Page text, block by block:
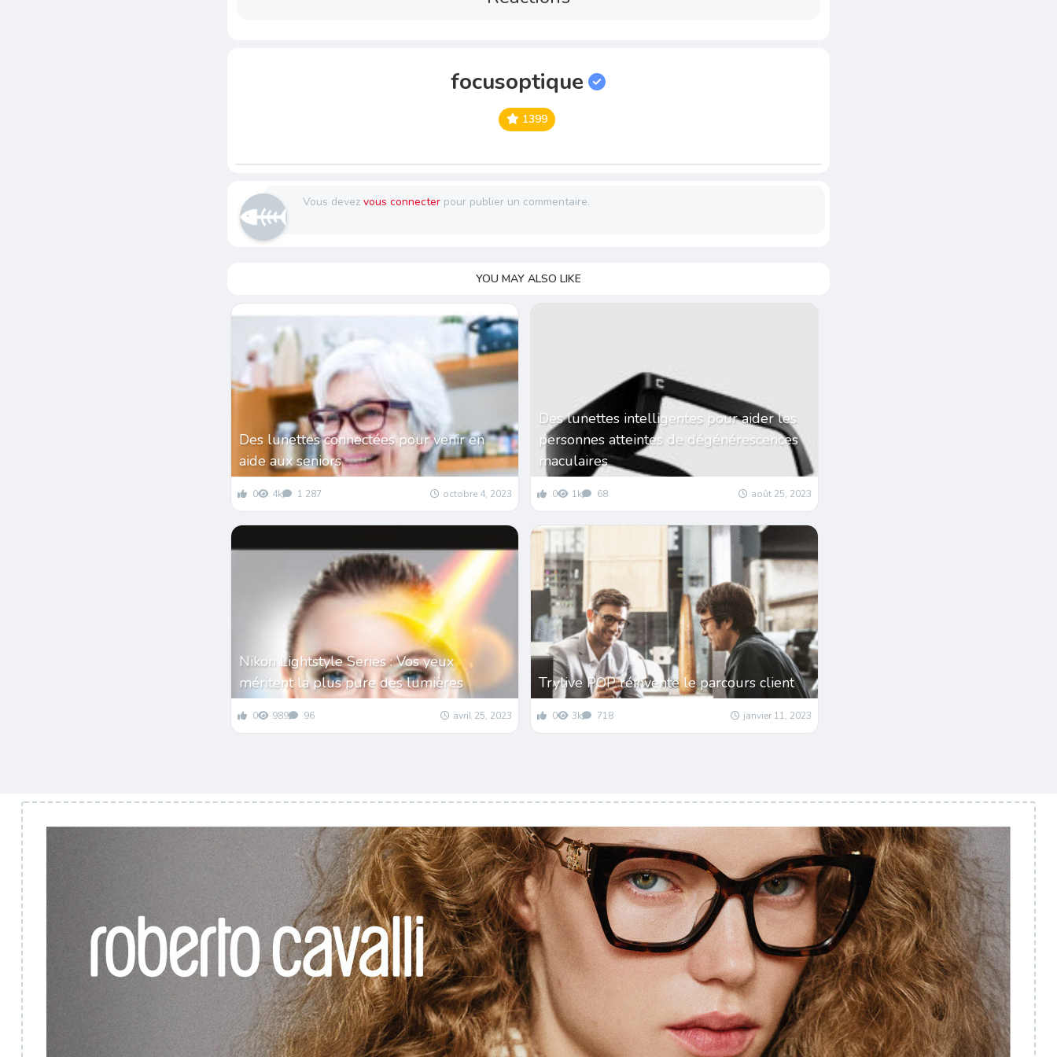
focusoptique
1399
Vous devezvous connecter pour publier un commentaire.
YOU MAY ALSO LIKE
Des lunettes connectées pour venir en
aide aux seniors
0 4k 1 287 octobre 4, 2023
Des lunettes intelligentes pour aider les
personnes atteintes de dégénérescences
maculaires
0 1k 68 août 25, 2023
Nikon Lightstyle Series : Vos yeux
méritent la plus pure des lumières
0 989 96 avril 25, 2023
Trylive POP réinvente le parcours client
0 3k 718 janvier 11, 2023